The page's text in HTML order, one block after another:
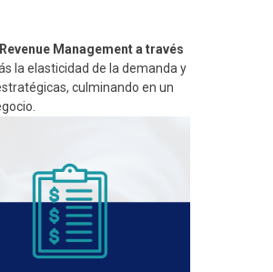
Management a través
la elasticidad de la demanda y
culminando en un